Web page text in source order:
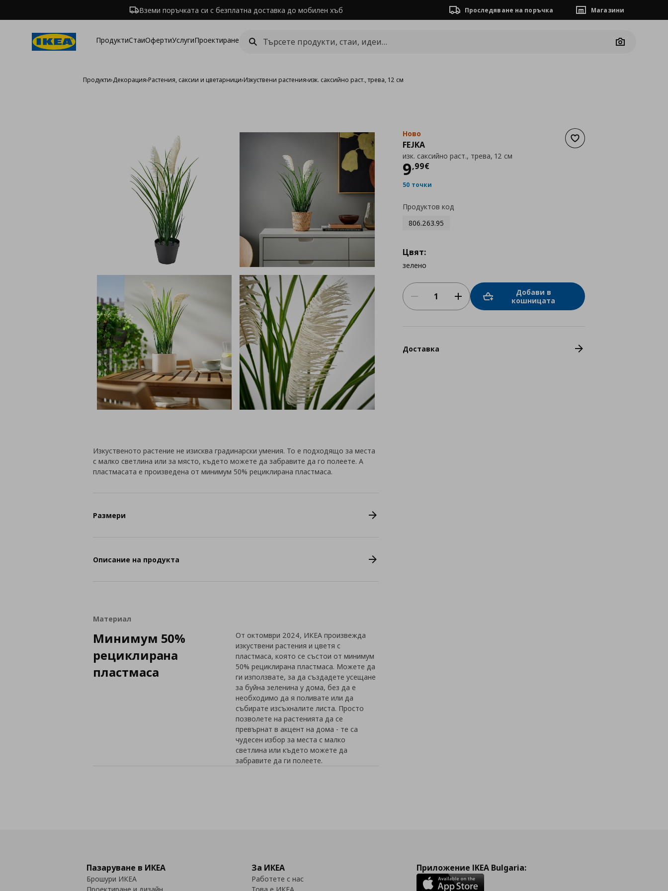
Вземи поръчката си с безплатна доставка до мобилен хъб Проследяване на поръчка Магазини
ПродуктиСтаиОфертиУслугиПроектиране
Camera
Продукти›Декорация›Растения, саксии и цветарници›Изкуствени растения›изк. саксийно раст., трева, 12 см
Добави към списъка с
Ново
FEJKA
изк. саксийно раст., трева, 12 см
9,99€
Цена
50 точки
Продуктов код
806.263.95
Цвят:
зелено
Добави в
кошницата
Доставка
Изкуственото растение не изисква градинарски умения. То е подходящо за места
с малко светлина или за място, където можете да забравите да го полеете. А
пластмасата е произведена от минимум 50% рециклирана пластмаса.
Размери
Описание на продукта
Материал
Минимум 50%
рециклирана
пластмаса
От октомври 2024, ИКЕА произвежда
изкуствени растения и цветя с
пластмаса, която се състои от минимум
50% рециклирана пластмаса. Можете да
ги използвате, за да създадете усещане
за буйна зеленина у дома, без да е
необходимо да я поливате или да
събирате изсъхналите листа. Просто
позволете на растенията да се
превърнат в акцент на дома - те са
чудесен избор за места с малко
светлина или където можете да
забравите да ги полеете.
Пазаруване в ИКЕА
Брошури ИКЕА
За ИКЕА
Работете с нас
Приложение IKEA Bulgaria: